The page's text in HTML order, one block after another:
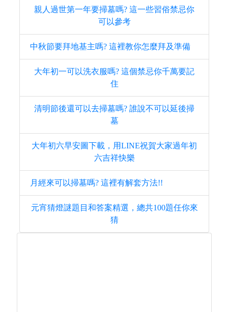
親人過世第一年要掃墓嗎? 這一些習俗禁忌你
可以參考
中秋節要拜地基主嗎? 這裡教你怎麼拜及準備
大年初一可以洗衣服嗎? 這個禁忌你千萬要記
住
清明節後還可以去掃墓嗎? 誰說不可以延後掃
墓
大年初六早安圖下載，用LINE祝賀大家過年初
六吉祥快樂
月經來可以掃墓嗎? 這裡有解套方法!!
元宵猜燈謎題目和答案精選，總共100題任你來
猜